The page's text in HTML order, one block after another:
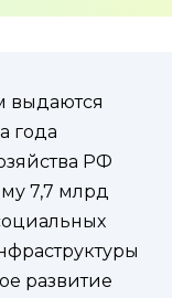
выдаются
года
РФ
7,7 млрд
развитие